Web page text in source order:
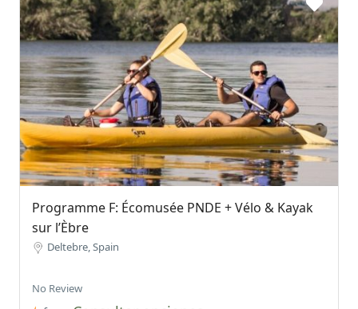
Programme F: Écomusée PNDE + Vélo & Kayak
sur l’Èbre
Deltebre, Spain
No Review